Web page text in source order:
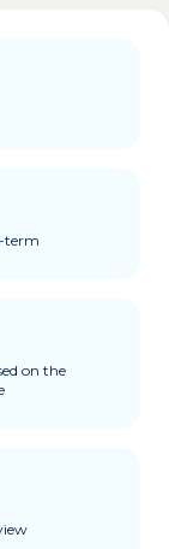
term
on the